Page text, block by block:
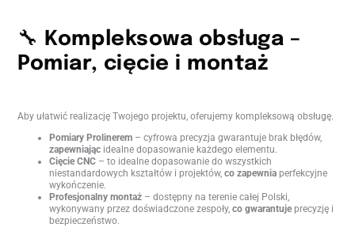
🔧 Kompleksowa obsługa –
Pomiar, cięcie i montaż
Aby ułatwić realizację Twojego projektu, oferujemy kompleksową obsługę.
Pomiary Prolinerem – cyfrowa precyzja gwarantuje brak błędów,
zapewniając idealne dopasowanie każdego elementu.
Cięcie CNC – to idealne dopasowanie do wszystkich
niestandardowych kształtów i projektów,co zapewnia perfekcyjne
wykończenie.
Profesjonalny montaż – dostępny na terenie całej Polski,
wykonywany przez doświadczone zespoły,co gwarantuje precyzję i
bezpieczeństwo.